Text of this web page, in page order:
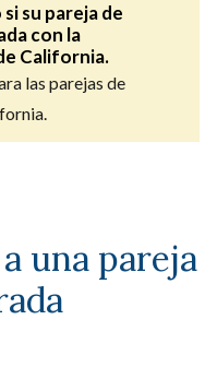
su pareja de
con la
California.
las parejas de
una pareja